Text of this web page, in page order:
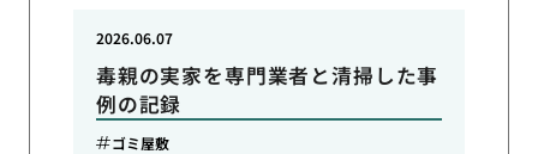
毒親の実家を専門業者と清掃した事
例の記録
2026.06.07
ゴミ屋敷